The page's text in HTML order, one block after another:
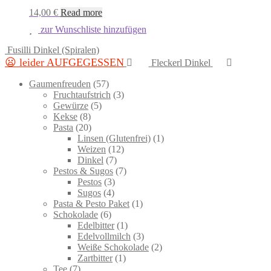
14,00 € Read more
zur Wunschliste hinzufügen
Fusilli Dinkel (Spiralen)
😦 leider AUFGEGESSEN Fleckerl Dinkel
Gaumenfreuden 5757
products
Fruchtaufstrich 33
Gewürze 55
Kekse 88
products
Pasta 2020
products
Linsen (Glutenfrei) 11
Weizen 1212
Dinkel 77
products
Pestos & Sugos 77
Pestos 33
products
Sugos 44
products
Pasta & Pesto Paket 11
Schokolade 66
products
Edelbitter 11
product
Edelvollmilch 33
products
Weiße Schokolade 22
Zartbitter 11
Tee 77